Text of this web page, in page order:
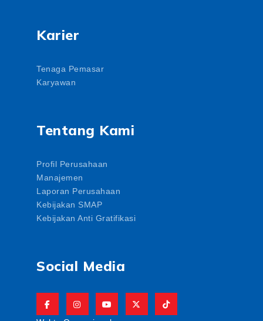
Karier
Tenaga Pemasar
Karyawan
Tentang Kami
Profil Perusahaan
Manajemen
Laporan Perusahaan
Kebijakan SMAP
Kebijakan Anti Gratifikasi
Social Media